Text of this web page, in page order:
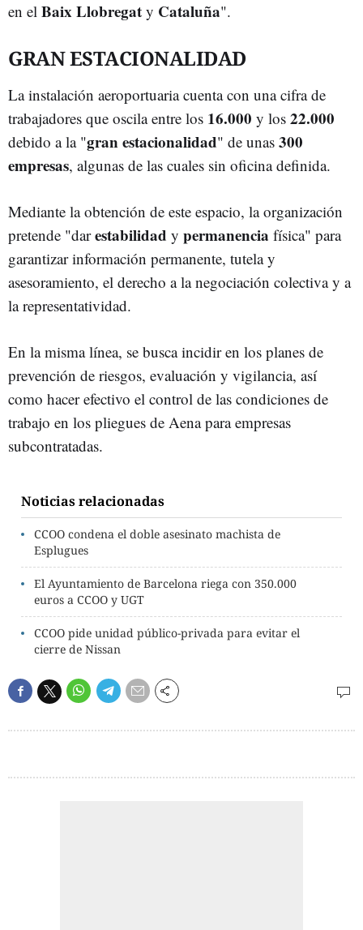
en el Baix Llobregat y Cataluña".
GRAN ESTACIONALIDAD
La instalación aeroportuaria cuenta con una cifra de
trabajadores que oscila entre los 16.000 y los 22.000
debido a la "gran estacionalidad" de unas 300
empresas, algunas de las cuales sin oficina definida.
Mediante la obtención de este espacio, la organización
pretende "darestabilidad y permanencia física" para
garantizar información permanente, tutela y
asesoramiento, el derecho a la negociación colectiva y a
la representatividad.
En la misma línea, se busca incidir en los planes de
prevención de riesgos, evaluación y vigilancia, así
como hacer efectivo el control de las condiciones de
trabajo en los pliegues de Aena para empresas
subcontratadas.
Noticias relacionadas
CCOO condena el doble asesinato machista de
Esplugues
El Ayuntamiento de Barcelona riega con 350.000
euros a CCOO y UGT
CCOO pide unidad público-privada para evitar el
cierre de Nissan